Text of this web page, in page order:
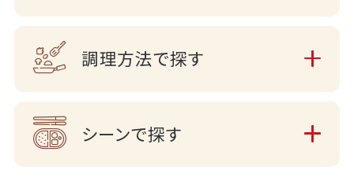
調理方法で探す
シーンで探す